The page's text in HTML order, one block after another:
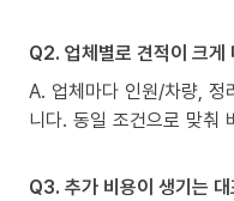
Q2. 업체별로 견적이 크게
A. 업체마다 인원/차량, 정
니다. 동일 조건으로 맞춰
Q3. 추가 비용이 생기는